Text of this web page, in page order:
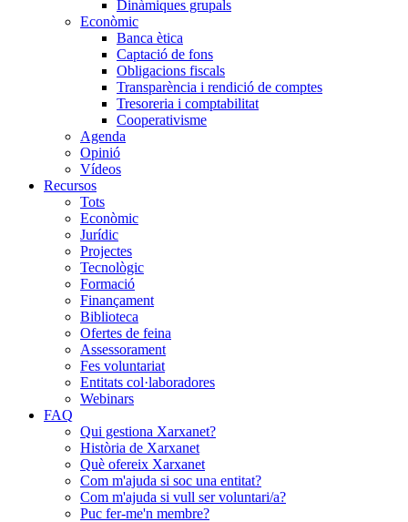
Dinàmiques grupals
Econòmic
Banca ètica
Captació de fons
Obligacions fiscals
Transparència i rendició de comptes
Tresoreria i comptabilitat
Cooperativisme
Agenda
Opinió
Vídeos
Recursos
Tots
Econòmic
Jurídic
Projectes
Tecnològic
Formació
Finançament
Biblioteca
Ofertes de feina
Assessorament
Fes voluntariat
Entitats col·laboradores
Webinars
FAQ
Qui gestiona Xarxanet?
Història de Xarxanet
Què ofereix Xarxanet
Com m'ajuda si soc una entitat?
Com m'ajuda si vull ser voluntari/a?
Puc fer-me'n membre?